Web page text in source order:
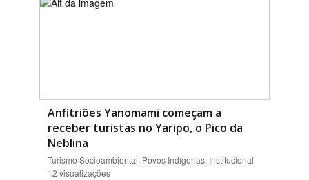
Anfitriões Yanomami começam a
receber turistas no Yaripo, o Pico da
Neblina
Turismo Socioambiental, Povos Indígenas, Institucional
12 visualizações